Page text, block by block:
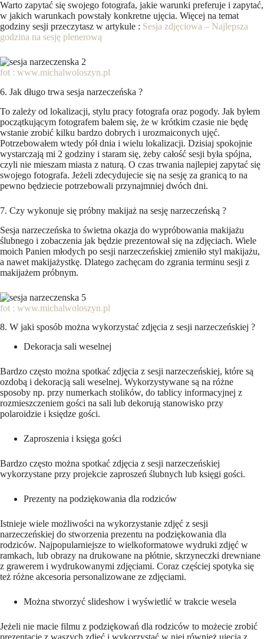
Warto zapytać się swojego fotografa, jakie warunki preferuje i zapytać,
w jakich warunkach powstały konkretne ujęcia. Więcej na temat
godziny sesji przeczytasz w artykule : Sesja zdjęciowa – Najlepsza
godzina na sesję plenerową
fot : www.michalwoloszyn.pl
6. Jak długo trwa sesja narzeczeńska ?
To zależy od lokalizacji, stylu pracy fotografa oraz pogody. Jak byłem
początkującym fotografem bałem się, że w krótkim czasie nie będę
wstanie zrobić kilku bardzo dobrych i urozmaiconych ujęć.
Potrzebowałem wtedy pół dnia i wielu lokalizacji. Dzisiaj spokojnie
wystarczają mi 2 godziny i staram się, żeby całość sesji była spójna,
czyli nie mieszam miasta z naturą. O czas trwania najlepiej zapytać się
swojego fotografa. Jeżeli zdecydujecie się na sesję za granicą to na
pewno będziecie potrzebowali przynajmniej dwóch dni.
7. Czy wykonuje się próbny makijaż na sesję narzeczeńską ?
Sesja narzeczeńska to świetna okazja do wypróbowania makijażu
ślubnego i zobaczenia jak będzie prezentował się na zdjęciach. Wiele
moich Panien młodych po sesji narzeczeńskiej zmieniło styl makijażu,
a nawet makijażystkę. Dlatego zachęcam do zgrania terminu sesji z
makijażem próbnym.
fot : www.michalwoloszyn.pl
8. W jaki sposób można wykorzystać zdjęcia z sesji narzeczeńskiej ?
Dekoracja sali weselnej
Bardzo często można spotkać zdjęcia z sesji narzeczeńskiej, które są
ozdobą i dekoracją sali weselnej. Wykorzystywane są na różne
sposoby np. przy numerkach stolików, do tablicy informacyjnej z
rozmieszczeniem gości na sali lub dekorują stanowisko przy
polaroidzie i księdze gości.
Zaproszenia i księga gości
Bardzo często można spotkać zdjęcia z sesji narzeczeńskiej
wykorzystane przy projekcie zaproszeń ślubnych lub księgi gości.
Prezenty na podziękowania dla rodziców
Istnieje wiele możliwości na wykorzystanie zdjęć z sesji
narzeczeńskiej do stworzenia prezentu na podziękowania dla
rodziców. Najpopularniejsze to wielkoformatowe wydruki zdjęć w
ramkach, lub obrazy na drukowane na płótnie, skrzyneczki drewniane
z grawerem i wydrukowanymi zdjęciami. Coraz częściej spotyka się
też różne akcesoria personalizowane ze zdjęciami.
Można stworzyć slideshow i wyświetlić w trakcie wesela
Jeżeli nie macie filmu z podziękowań dla rodziców to możecie zrobić